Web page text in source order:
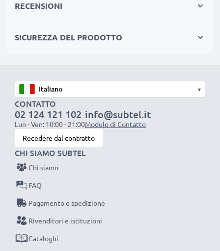
durante l’intera produzione, rispettando tutti i più alti
La scelta ecosostenibile che ti fa anche risparmiare
Sostituisci la batteria, non il portatile! È la scelta più
intelligente e più ecosostenibile che tu possa fare,
efficientando e riducendo l’impatto ambientale.
Scegli subtel, scegli la lunga durata, non fare
compromessi sulla qualità: ordina ora!
RECENSIONI
SICUREZZA DEL PRODOTTO
▾
CONTATTO
02 124 121 102
Lun - Ven: 10:00 - 21:00
info@subtel.it
Modulo di Contatto
Recedere dal contratto
CHI SIAMO SUBTEL
Chi siamo
FAQ
Pagamento e spedizione
Rivenditori e istituzioni
Cataloghi